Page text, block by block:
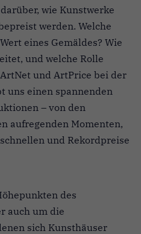
wie Kunstwerke
werden. Welche
eines Gemäldes? Wie
und welche Rolle
und ArtPrice bei der
uns einen spannenden
– von den
aufregenden Momenten,
und Rekordpreise
des
auch um die
sich Kunsthäuser